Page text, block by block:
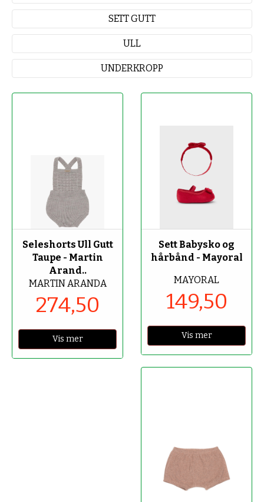
SETT GUTT
ULL
UNDERKROPP
-50%
Seleshorts Ull Gutt
Taupe - Martin
Arand..
MARTIN ARANDA
274,50
Vis mer
Sett Babysko og
hårbånd - Mayoral
MAYORAL
149,50
Vis mer